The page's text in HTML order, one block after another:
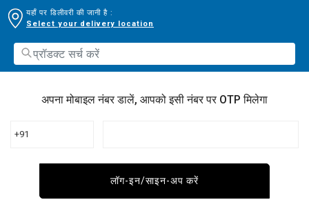
यहाँ पर डिलीवरी की जानी है :
Select your delivery location
अपना मोबाइल नंबर डालें, आपको इसी नंबर पर OTP मिलेगा
+91
लॉग-इन/साइन-अप करें